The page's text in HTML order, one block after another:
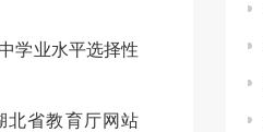
学业水平选择性
北省教育厅网站